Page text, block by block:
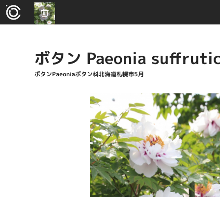
ボタン Paeonia
ボタンPaeoniaボタン科北海道札幌市5月